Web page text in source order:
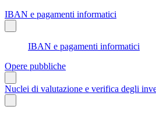
IBAN e pagamenti informatici
IBAN e pagamenti informatici
Opere pubbliche
Nuclei di valutazione e verifica degli